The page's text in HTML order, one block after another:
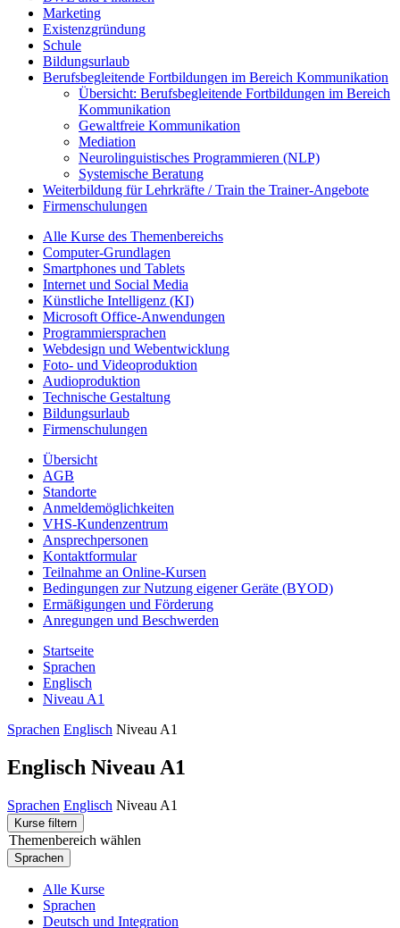
Marketing
Existenzgründung
Schule
Bildungsurlaub
Berufsbegleitende Fortbildungen im Bereich Kommunikation
Übersicht: Berufsbegleitende Fortbildungen im Bereich
Kommunikation
Gewaltfreie Kommunikation
Mediation
Neurolinguistisches Programmieren (NLP)
Systemische Beratung
Weiterbildung für Lehrkräfte / Train the Trainer-Angebote
Firmenschulungen
Alle Kurse des Themenbereichs
Computer-Grundlagen
Smartphones und Tablets
Internet und Social Media
Künstliche Intelligenz (KI)
Microsoft Office-Anwendungen
Programmiersprachen
Webdesign und Webentwicklung
Foto- und Videoproduktion
Audioproduktion
Technische Gestaltung
Bildungsurlaub
Firmenschulungen
Übersicht
AGB
Standorte
Anmeldemöglichkeiten
VHS-Kundenzentrum
Ansprechpersonen
Kontaktformular
Teilnahme an Online-Kursen
Bedingungen zur Nutzung eigener Geräte (BYOD)
Ermäßigungen und Förderung
Anregungen und Beschwerden
Startseite
Sprachen
Englisch
Niveau A1
Sprachen Englisch Niveau A1
Englisch Niveau A1
Sprachen Englisch Niveau A1
Kurse filtern
Themenbereich wählen
Sprachen
Alle Kurse
Sprachen
Deutsch und Integration